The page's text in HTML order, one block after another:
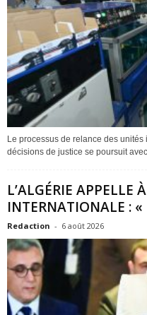
Le processus de relance des
décisions de justice se poursuit
L’ALGÉRIE
INTERNATIONALE :
Redaction - 6 août 2026